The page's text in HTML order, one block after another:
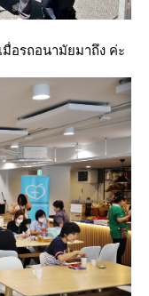
อรถอนามัยมาถึง ค่ะ